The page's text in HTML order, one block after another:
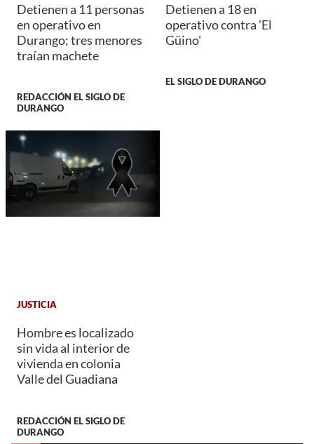
Detienen a 11 personas
en operativo en
Durango; tres menores
traían machete
REDACCIÓN EL SIGLO DE
DURANGO
Detienen a 18 en
operativo contra 'El
Güino'
EL SIGLO DE DURANGO
JUSTICIA
Hombre es localizado
sin vida al interior de
vivienda en colonia
Valle del Guadiana
REDACCIÓN EL SIGLO DE
DURANGO